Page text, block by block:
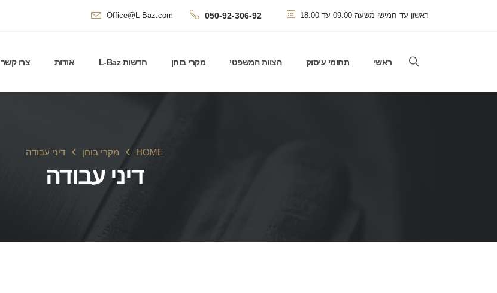
ראשון עד חמישי משעה 09:00 עד 18:00 050-92-306-92
Office@L-Baz.com
ראשי תחומי עיסוק הצוות המשפטי מקרי בוחן חדשות L-Baz אודות צרו קשר
HOME מקרי בוחן דיני עבודה
דיני עבודה